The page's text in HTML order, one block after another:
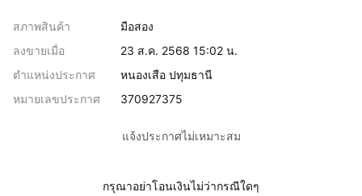
สภาพสินค้า
มือสอง
ลงขายเมื่อ
23 ส.ค. 2568 15:02 น.
ตำแหน่งประกาศ
หนองเสือ ปทุมธานี
หมายเลขประกาศ
370927375
แจ้งประกาศไม่เหมาะสม
กรุณาอย่าโอนเงินไม่ว่ากรณีใดๆ